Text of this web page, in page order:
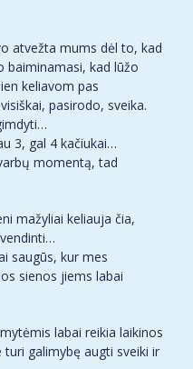
atvežta mums dėl to, kad
kad lūžo
keliavom pas
pasirodo, sveika.
3, gal 4 kačiukai…
momentą, tad
mažyliai keliauja čia,
saugūs, kur mes
sienos jiems labai
labai reikia laikinos
galimybę augti sveiki ir